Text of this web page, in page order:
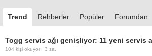
Trend Rehberler Popüler Forumdan
Togg servis ağı genişliyor: 11 yeni servis
104 kişi okuyor · 3 sa.